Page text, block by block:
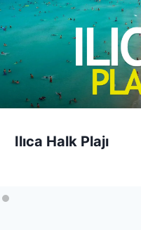
Ilıca Halk Plajı